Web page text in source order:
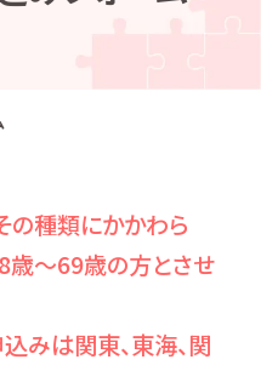
の種類にかかわら
歳～69歳の方とさせ
みは関東、東海、関